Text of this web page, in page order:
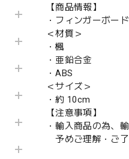
【商品情報】
・フィンガーボー
＜材質＞
・楓
・亜鉛合金
・ABS
＜サイズ＞
・約 10cm
【注意事項】
・輸入商品の為、
予めご理解・ご了